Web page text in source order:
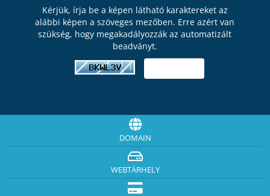
Kérjük, írja be a képen látható karaktereket az
alábbi képen a szöveges mezőben. Erre azért van
szükség, hogy megakadályozzák az automatizált
beadványt.
DOMAIN
WEBTÁRHELY